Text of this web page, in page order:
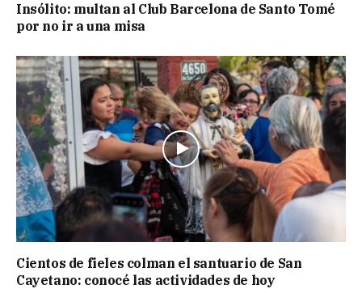
Insólito: multan al Club Barcelona de Santo Tomé
por no ir a una misa
Cientos de fieles colman el santuario de San
Cayetano: conocé las actividades de hoy